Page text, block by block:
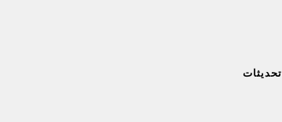
تحديثات